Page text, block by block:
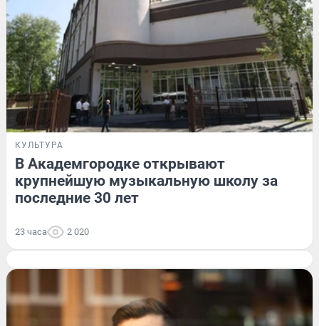
КУЛЬТУРА
В Академгородке открывают
крупнейшую музыкальную школу за
последние 30 лет
23 часа 2 020